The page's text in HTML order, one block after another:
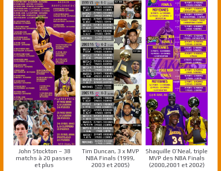
John Stockton – 38
matchs à 20 passes
et plus
Tim Duncan, 3 x MVP
NBA Finals (1999,
2003 et 2005)
Shaquille O’Neal, triple
MVP des NBA Finals
(2000,2001 et 2002)